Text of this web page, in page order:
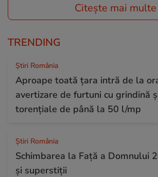
Citește mai multe
TRENDING
Știri România
Aproape toată țara intră de la
avertizare de furtuni cu grindină
torențiale de până la 50 l/mp
Știri România
Schimbarea la Față a Domnului
și superstiții